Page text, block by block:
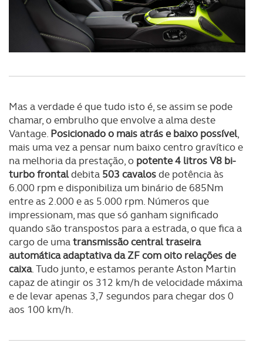
Mas a verdade é que tudo isto é, se assim se pode
chamar, o embrulho que envolve a alma deste
Vantage. Posicionado o mais atrás e baixo possível,
mais uma vez a pensar num baixo centro gravítico e
na melhoria da prestação, o potente 4 litros V8 bi-
turbo frontaldebita 503 cavalosde potência às
6.000 rpm e disponibiliza um binário de 685Nm
entre as 2.000 e as 5.000 rpm. Números que
impressionam, mas que só ganham significado
quando são transpostos para a estrada, o que fica a
cargo de umatransmissão central traseira
automática adaptativa da ZF com oito relações de
caixa. Tudo junto, e estamos perante Aston Martin
capaz de atingir os 312 km/h de velocidade máxima
e de levar apenas 3,7 segundos para chegar dos 0
aos 100 km/h.